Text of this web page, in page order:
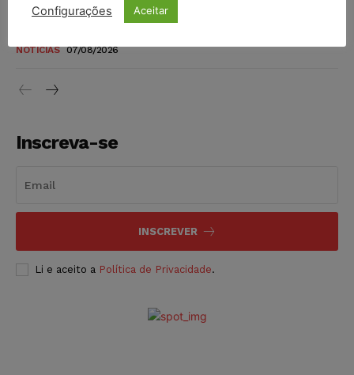
Justiça do Trabalho mantém justa causa de empregado que
NOTÍCIAS 07/08/2026
Inscreva-se
INSCREVER
Li e aceito a Política de Privacidade.
Configurações Aceitar